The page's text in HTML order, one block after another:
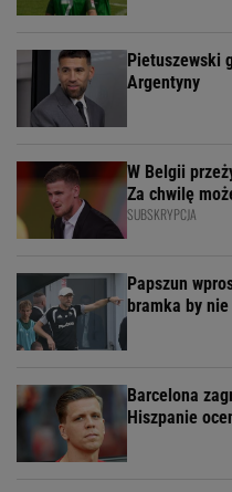
Pietuszewski
Argentyny
W Belgii
Za chwilę
SUBSKRYPCJA
Papszun
bramka by nie
Barcelona
Hiszpanie